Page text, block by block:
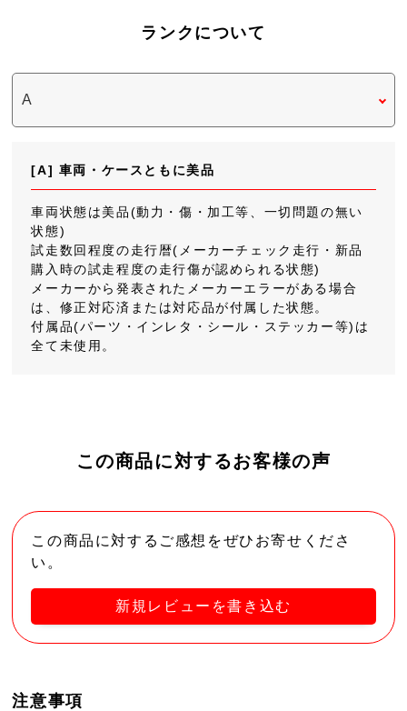
ランクについて
[A] 車両・ケースともに美品
車両状態は美品(動力・傷・加工等、一切問題の無い
状態)
試走数回程度の走行暦(メーカーチェック走行・新品
購入時の試走程度の走行傷が認められる状態)
メーカーから発表されたメーカーエラーがある場合
は、修正対応済または対応品が付属した状態。
付属品(パーツ・インレタ・シール・ステッカー等)は
全て未使用。
この商品に対するお客様の声
この商品に対するご感想をぜひお寄せくださ
い。
新規レビューを書き込む
注意事項